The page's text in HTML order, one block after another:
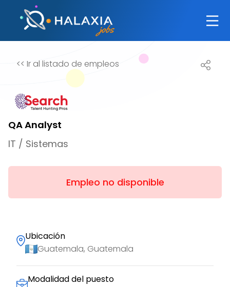
<< Ir al listado de empleos
QA Analyst
IT / Sistemas
Empleo no disponible
Ubicación
Guatemala, Guatemala
Modalidad del puesto